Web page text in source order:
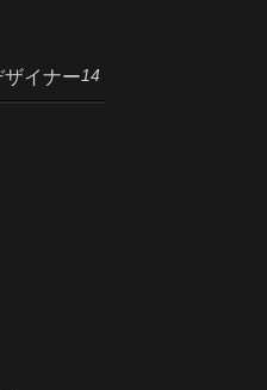
イナー14